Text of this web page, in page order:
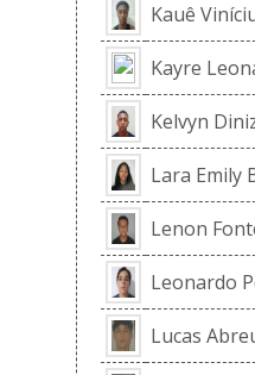
Kauê
Kayre
Kelvyn
Lara Emily
Lenon
Leonardo
Lucas